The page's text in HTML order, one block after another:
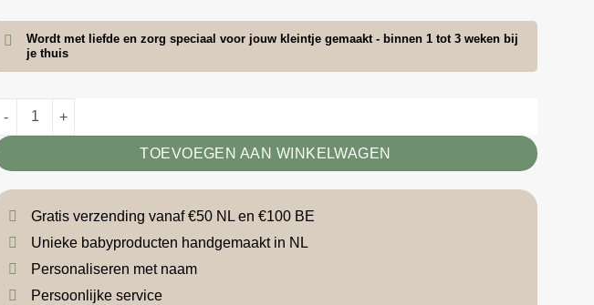
Wordt met liefde en zorg speciaal voor jouw kleintje gemaakt - binnen 1 tot 3 weken bij
je thuis
Babydeken klavertjes beige aantal
TOEVOEGEN AAN WINKELWAGEN
Gratis verzending vanaf €50 NL en €100 BE
Unieke babyproducten handgemaakt in NL
Personaliseren met naam
Persoonlijke service